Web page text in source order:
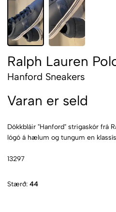
Ralph Lauren
Hanford Sneakers
Varan er seld
Dökkbláir "Hanford" strigaskór frá
lógó á hælum og tungum en
13297
Stærð: 44